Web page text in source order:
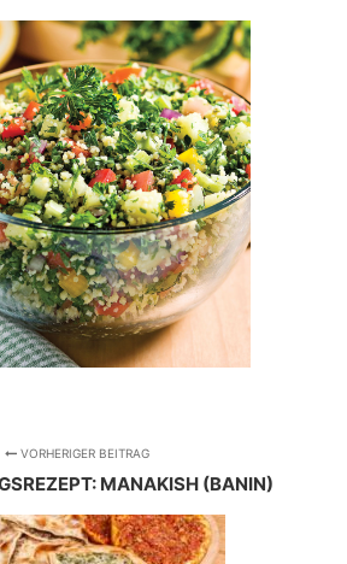
VORHERIGER BEITRAG
MANAKISH (BANIN)